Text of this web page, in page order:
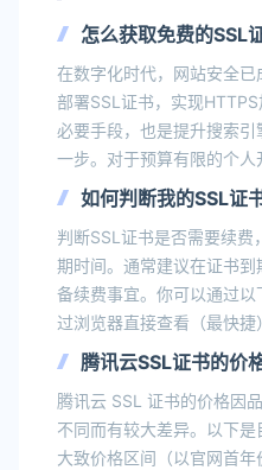
怎么获取免费的SSL
在数字化时代，网站安全
部署SSL证书，实现
必要手段，也是提升搜索
一步。对于预算有限的个
如何判断我的SSL证
判断SSL证书是否需要续费
期时间。通常建议在证书
备续费事宜。你可以通过
过浏览器直接查看（最快
腾讯云SSL证书的价
腾讯云 SSL 证书的价格因
不同而有较大差异。以下
大致价格区间（以官网首年